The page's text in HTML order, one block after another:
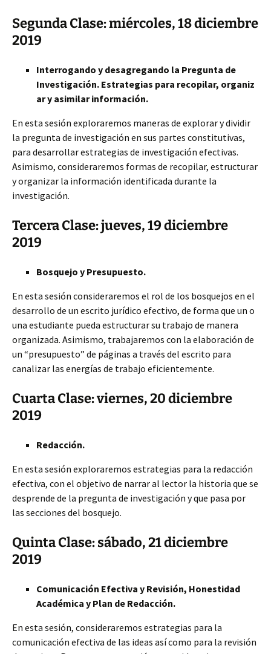
Segunda Clase: miércoles, 18 diciembre
2019
Interrogando y desagregando la Pregunta de
Investigación. Estrategias para recopilar, organiz
ar y asimilar información.
En esta sesión exploraremos maneras de explorar y dividir
la pregunta de investigación en sus partes constitutivas,
para desarrollar estrategias de investigación efectivas.
Asimismo, consideraremos formas de recopilar, estructurar
y organizar la información identificada durante la
investigación.
Tercera Clase: jueves, 19 diciembre
2019
Bosquejo y Presupuesto.
En esta sesión consideraremos el rol de los bosquejos en el
desarrollo de un escrito jurídico efectivo, de forma que un o
una estudiante pueda estructurar su trabajo de manera
organizada. Asimismo, trabajaremos con la elaboración de
un “presupuesto” de páginas a través del escrito para
canalizar las energías de trabajo eficientemente.
Cuarta Clase: viernes, 20 diciembre
2019
Redacción.
En esta sesión exploraremos estrategias para la redacción
efectiva, con el objetivo de narrar al lector la historia que se
desprende de la pregunta de investigación y que pasa por
las secciones del bosquejo.
Quinta Clase: sábado, 21 diciembre
2019
Comunicación Efectiva y Revisión, Honestidad
Académica y Plan de Redacción.
En esta sesión, consideraremos estrategias para la
comunicación efectiva de las ideas así como para la revisión